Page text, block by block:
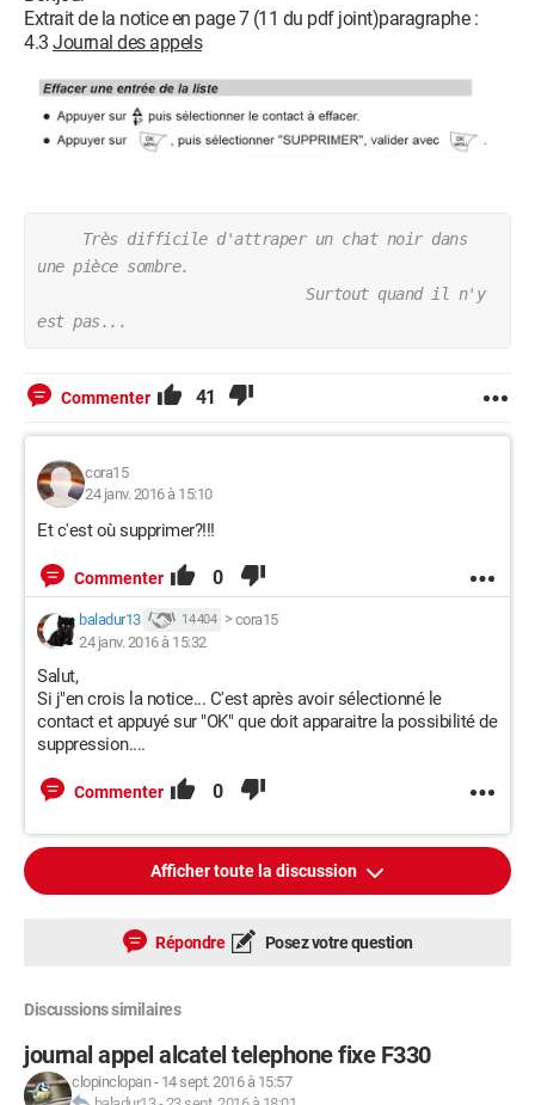
Extrait de la notice en page 7 (11 du pdf joint)paragraphe :
4.3 Journal des appels
une pièce sombre.
est pas...
Commenter 41
cora15
24 janv. 2016 à 15:10
Et c'est où supprimer?!!!
Commenter 0
baladur13 14 404 > cora15
24 janv. 2016 à 15:32
Salut,
Si j"en crois la notice... C'est après avoir sélectionné le
contact et appuyé sur "OK" que doit apparaitre la possibilité de
suppression....
Commenter 0
Afficher toute la discussion
Répondre Posez votre question
Discussions similaires
journal appel alcatel telephone fixe F330
clopinclopan- 14 sept. 2016 à 15:57